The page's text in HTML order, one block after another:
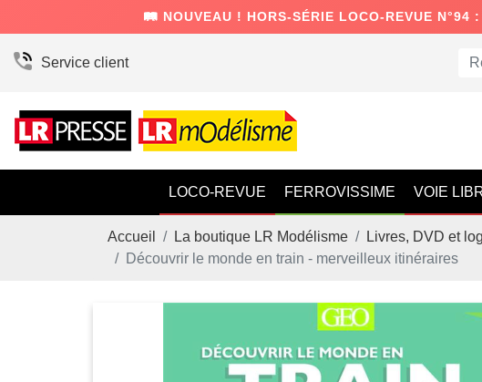
🛤️ NOUVEAU ! HORS-SÉRIE LOCO-REVUE N°94
Service client
LOCO-REVUE FERROVISSIME VOIE
Accueil La boutique LR Modélisme Livres, DVD et
Découvrir le monde en train - merveilleux itinéraires